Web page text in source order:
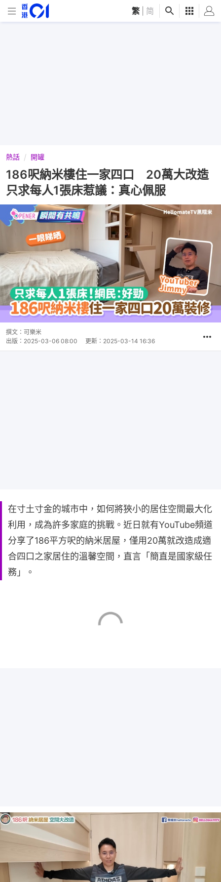
繁 简
熱話 開罐
186呎納米樓住一家四口 20萬大改造
只求每人1張床惹議：真心佩服
撰文： 可樂米
出版： 2025-03-06 08:00 更新： 2025-03-14 16:36
在寸土寸金的城市中，如何將狹小的居住空間最大化
利用，成為許多家庭的挑戰。近日就有YouTube頻道
分享了186平方呎的納米居屋，僅用20萬就改造成適
合四口之家居住的溫馨空間，直言「簡直是國家級任
務」。